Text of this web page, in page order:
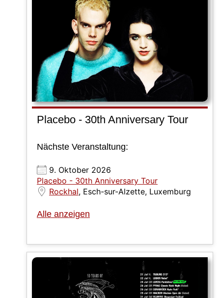
Placebo - 30th Anniversary Tour
Nächste Veranstaltung:
9. Oktober 2026
Placebo - 30th Anniversary Tour
Rockhal, Esch-sur-Alzette, Luxemburg
Alle anzeigen